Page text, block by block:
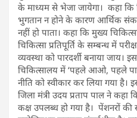
के माध्यम से भेजा जायेगा। कहा कि
भुगतान न होने के कारण आर्थिक
नहीं हो पाता। कहा कि मुख्य
चिकित्सा प्रतिपूर्ति के सम्बन्ध में
व्यवस्था को पारदर्शी बनाया
चिकित्सालय में ‘पहले आओ, पहले
नीति को स्वीकार कर लिया गया है।
जिला मंत्री उदय प्रताप पाल ने
कक्ष उपलब्ध हो गया है। पेंशनरों